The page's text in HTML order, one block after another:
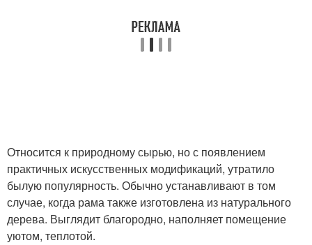
Относится к природному сырью, но с появлением
практичных искусственных модификаций, утратило
былую популярность. Обычно устанавливают в том
случае, когда рама также изготовлена из натурального
дерева. Выглядит благородно, наполняет помещение
уютом, теплотой.